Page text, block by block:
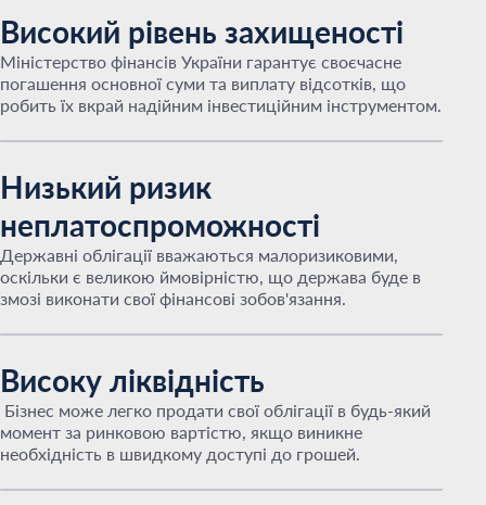
Високий рівень захищеності
Міністерство фінансів України гарантує своєчасне
погашення основної суми та виплату відсотків, що
робить їх вкрай надійним інвестиційним інструментом.
Низький ризик
неплатоспроможності
Державні облігації вважаються малоризиковими,
оскільки є великою ймовірністю, що держава буде в
змозі виконати свої фінансові зобов'язання.
Високу ліквідність
Бізнес може легко продати свої облігації в будь-який
момент за ринковою вартістю, якщо виникне
необхідність в швидкому доступі до грошей.